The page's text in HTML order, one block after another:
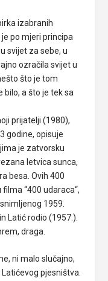
izabranih
po mjeri principa
svijet za sebe, u
ozračila svijet u
što je tom
bilo, a što je tek sa
prijatelji (1980),
godine, opisuje
je zatvorsku
letvica sunca,
besa. Ovih 400
“400 udaraca“,
1959.
Latić rodio (1957.).
draga.
ni malo slučajno,
pjesništva.